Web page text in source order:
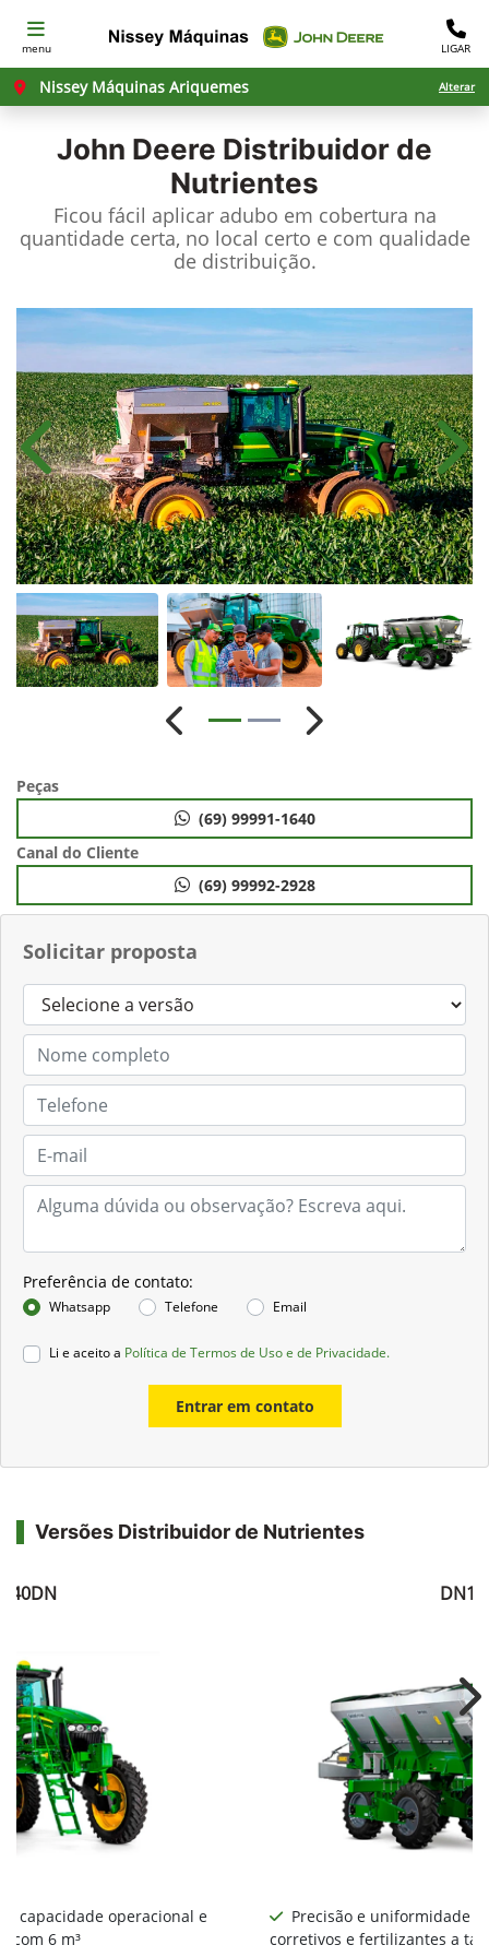
menu LIGAR
Nissey Máquinas Ariquemes Alterar
John Deere Distribuidor de
Nutrientes
Ficou fácil aplicar adubo em cobertura na
quantidade certa, no local certo e com qualidade
de distribuição.
Solicitar proposta
Preferência de contato:
Whatsapp Telefone Email
Li e aceito a Política de Termos de Uso e de Privacidade.
Entrar em contato
Anterior
Anterior Próximo
Peças
(69) 99991-1640
Canal do Cliente
(69) 99992-2928
Versões Distribuidor de Nutrientes
capacidade operacional e
com 6 m³
Precisão e uniformidade
corretivos e fertilizantes a